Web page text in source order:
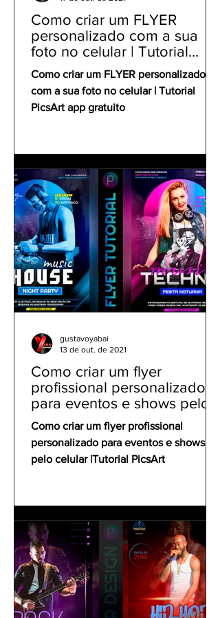
Como criar um FLYER
personalizado com a sua
foto no celular | Tutorial
PicsArt app gratuito
Como criar um FLYER personalizado
com a sua foto no celular | Tutorial
PicsArt app gratuito
Como criar um flyer
profissional personalizado
para eventos e shows pelo
celular | Tutorial PicsArt
Como criar um flyer profissional
personalizado para eventos e shows
pelo celular |Tutorial PicsArt
gustavoyabai
13 de out. de 2021